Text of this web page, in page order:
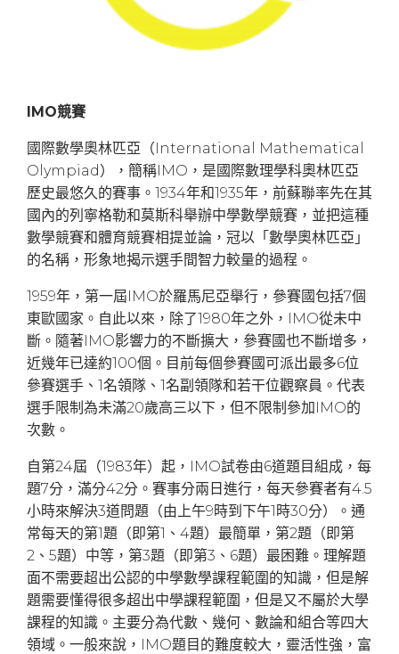
IMO競賽
國際數學奧林匹亞（International Mathematical
Olympiad），簡稱IMO，是國際數理學科奧林匹亞
歷史最悠久的賽事。1934年和1935年，前蘇聯率先在其
國內的列寧格勒和莫斯科舉辦中學數學競賽，並把這種
數學競賽和體育競賽相提並論，冠以「數學奧林匹亞」
的名稱，形象地揭示選手間智力較量的過程。
1959年，第一屆IMO於羅馬尼亞舉行，參賽國包括7個
東歐國家。自此以來，除了1980年之外，IMO從未中
斷。隨著IMO影響力的不斷擴大，參賽國也不斷增多，
近幾年已達約100個。目前每個參賽國可派出最多6位
參賽選手、1名領隊、1名副領隊和若干位觀察員。代表
選手限制為未滿20歲高三以下，但不限制參加IMO的
次數。
自第24屆（1983年）起，IMO試卷由6道題目組成，每
題7分，滿分42分。賽事分兩日進行，每天參賽者有4.5
小時來解決3道問題（由上午9時到下午1時30分）。通
常每天的第1題（即第1、4題）最簡單，第2題（即第
2、5題）中等，第3題（即第3、6題）最困難。理解題
面不需要超出公認的中學數學課程範圍的知識，但是解
題需要懂得很多超出中學課程範圍，但是又不屬於大學
課程的知識。主要分為代數、幾何、數論和組合等四大
領域。一般來說，IMO題目的難度較大，靈活性強，富